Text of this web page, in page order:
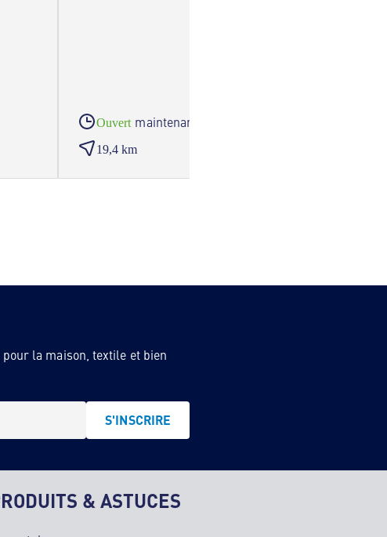
Ouvert maintenant
19,4 km
la maison, textile et bien
S'INSCRIRE
& ASTUCES